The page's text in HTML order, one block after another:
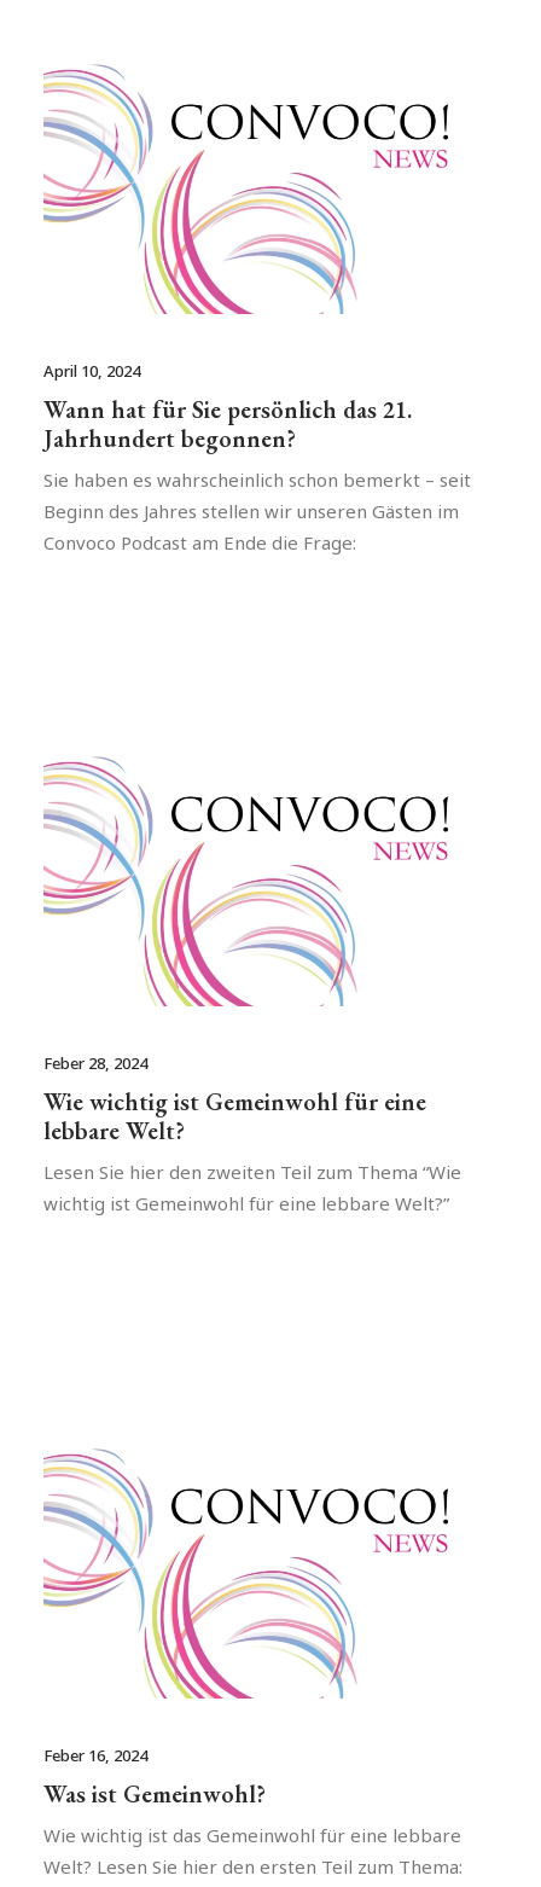
April 10, 2024
Wann hat für Sie persönlich das 21.
Jahrhundert begonnen?
Sie haben es wahrscheinlich schon bemerkt – seit
Beginn des Jahres stellen wir unseren Gästen im
Convoco Podcast am Ende die Frage:
Feber 28, 2024
Wie wichtig ist Gemeinwohl für eine
lebbare Welt?
Lesen Sie hier den zweiten Teil zum Thema “Wie
wichtig ist Gemeinwohl für eine lebbare Welt?”
Feber 16, 2024
Was ist Gemeinwohl?
Wie wichtig ist das Gemeinwohl für eine lebbare
Welt? Lesen Sie hier den ersten Teil zum Thema: